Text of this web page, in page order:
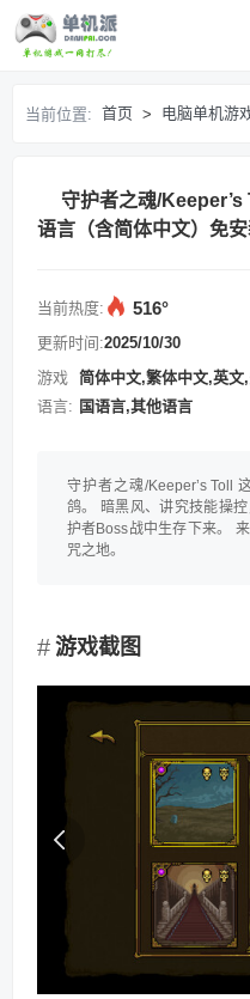
首页
电脑单机游戏
求游戏
登录/注册
当前位置: 首页 > 电脑单机游
守护者之魂/
语言（含简体中文）免
当前热度: 516°
更新时间:2025/10/30
游戏
语言:
简体中文,繁体中文,英文
国语言,其他语言
守护者之魂/Keeper’s Toll
鸽。 暗黑风、讲究技能操
护者Boss战中生存下来。
咒之地。
游戏截图